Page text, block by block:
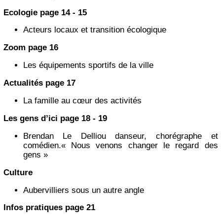
Ecologie page 14 - 15
Acteurs locaux et transition écologique
Zoom page 16
Les équipements sportifs de la ville
Actualités page 17
La famille au cœur des activités
Les gens d’ici page 18 - 19
Brendan Le Delliou danseur, chorégraphe et
comédien.« Nous venons changer le regard des
gens »
Culture
Aubervilliers sous un autre angle
Infos pratiques page 21